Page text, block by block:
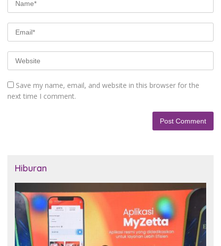
Save my name, email, and website in this browser for the
next time I comment.
Hiburan